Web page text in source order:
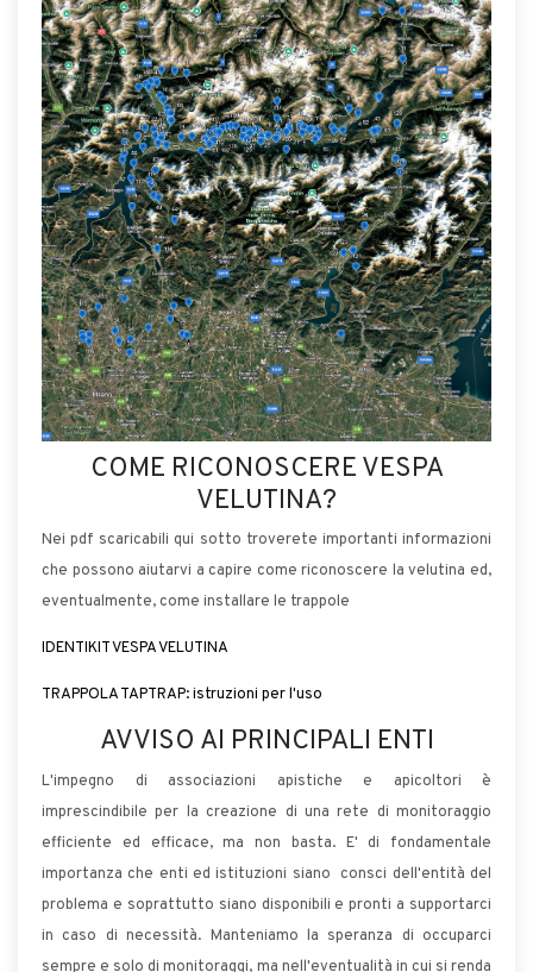
COME RICONOSCERE VESPA
VELUTINA?
Nei pdf scaricabili qui sotto troverete importanti informazioni
che possono aiutarvi a capire come riconoscere la velutina ed,
eventualmente, come installare le trappole
IDENTIKIT VESPA VELUTINA
TRAPPOLA TAPTRAP: istruzioni per l'uso
AVVISO AI PRINCIPALI ENTI
L'impegno di associazioni apistiche e apicoltori è
imprescindibile per la creazione di una rete di monitoraggio
efficiente ed efficace, ma non basta. E' di fondamentale
importanza che enti ed istituzioni siano consci dell'entità del
problema e soprattutto siano disponibili e pronti a supportarci
in caso di necessità. Manteniamo la speranza di occuparci
sempre e solo di monitoraggi, ma nell'eventualità in cui si renda